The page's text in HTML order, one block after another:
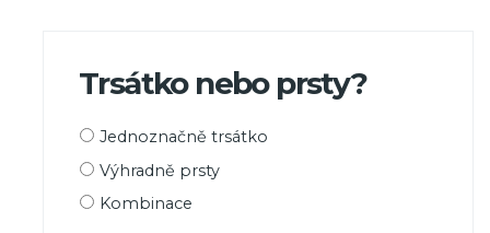
Trsátko nebo prsty?
Možnosti
Jednoznačně trsátko
Výhradně prsty
Kombinace